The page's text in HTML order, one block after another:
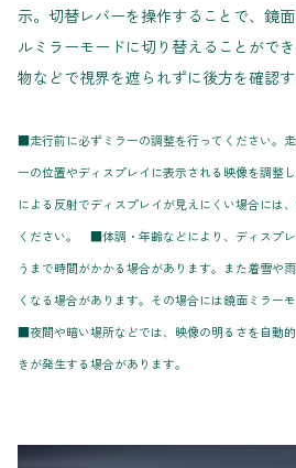
示。切替レバーを操作することで、鏡
ルミラーモードに切り替えることがで
物などで視界を遮られずに後方を確認す
■走行前に必ずミラーの調整を行ってください。
ーの位置やディスプレイに表示される映像を調整
による反射でディスプレイが見えにくい場合には
ください。 ■体調・年齢などにより、ディスプ
うまで時間がかかる場合があります。また着雪や
くなる場合があります。その場合には鏡面ミラー
■夜間や暗い場所などでは、映像の明るさを自動
きが発生する場合があります。